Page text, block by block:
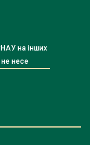
на інших
не несе